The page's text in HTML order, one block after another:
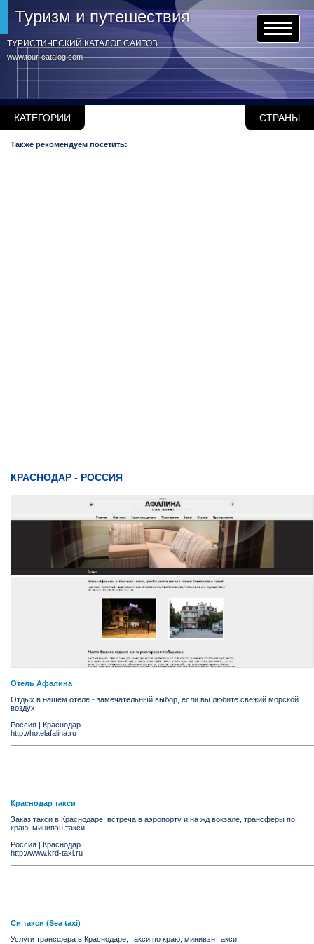
www.tour-catalog.com
Туризм и путешествия
ТУРИСТИЧЕСКИЙ КАТАЛОГ САЙТОВ
КАТЕГОРИИ СТРАНЫ
Также рекомендуем посетить:
КРАСНОДАР - РОССИЯ
Отель Афалина
Отдых в нашем отеле - замечательный выбор, если вы любите свежий морской
воздух
Россия | Краснодар
http://hotelafalina.ru
Краснодар такси
Заказ такси в Краснодаре, встреча в аэропорту и на жд вокзале, трансферы по
краю, минивэн такси
Россия | Краснодар
http://www.krd-taxi.ru
Си такси (Sea taxi)
Услуги трансфера в Краснодаре, такси по краю, минивэн такси